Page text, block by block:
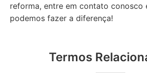
reforma, entre em contato conosco
podemos fazer a diferença!
Termos